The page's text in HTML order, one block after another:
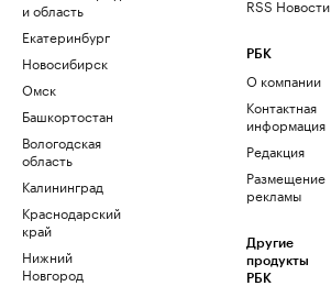
и область
Екатеринбург
Новосибирск
Омск
Башкортостан
Вологодская
область
Калининград
Краснодарский
край
Нижний
Новгород
RSS Новости
РБК
О компании
Контактная
информация
Редакция
Размещение
рекламы
Другие
продукты
РБК